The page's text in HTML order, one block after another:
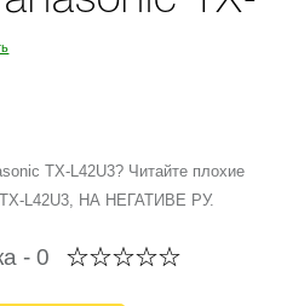
TX-L42U3? Читайте плохие
L42U3, НА НЕГАТИВЕ РУ.
- 0